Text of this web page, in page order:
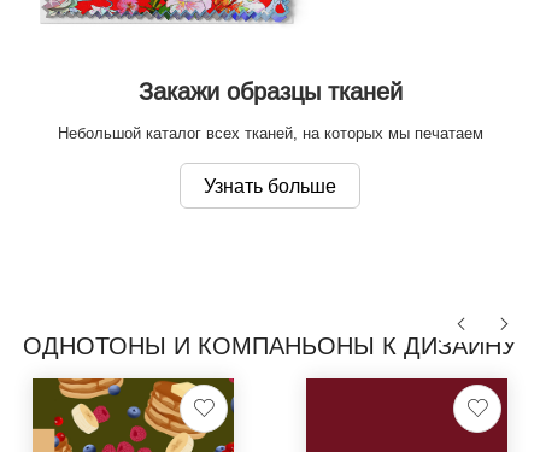
Закажи образцы тканей
Небольшой каталог всех тканей, на которых мы печатаем
Узнать больше
ОДНОТОНЫ И КОМПАНЬОНЫ К ДИЗАЙНУ